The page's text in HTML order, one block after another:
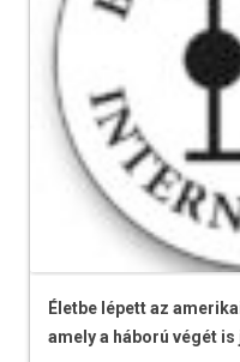
Életbe lépett az
amely a háború végét